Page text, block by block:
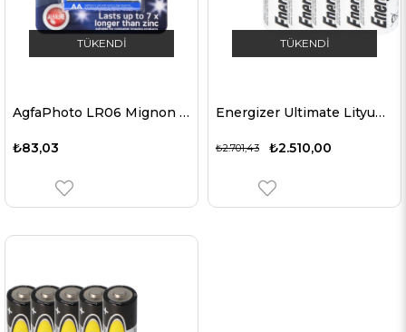
TÜKENDI
AgfaPhoto LR06 Mignon AA pil alkalin manganez 1.5 volt 4 adet platin
₺83,03
TÜKENDI
Energizer Ultimate Lityum pil 10'lu paket Energizer AA pil 1.5 volt pil Energizer Ultimate Lityum AA 3100mAh
₺2.510,00
₺2.701,43